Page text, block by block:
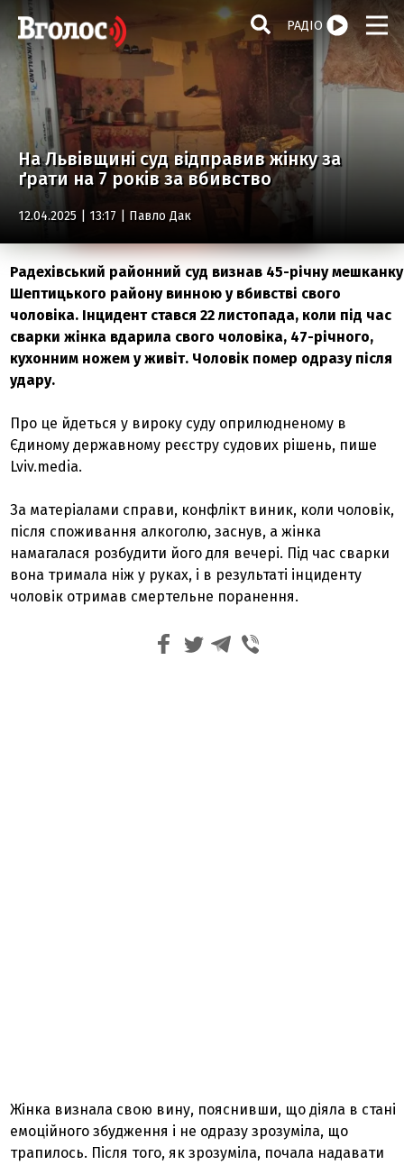
РАДІО
На Львівщині суд відправив жінку за
ґрати на 7 років за вбивство
12.04.2025 | 13:17 | Павло Дак
Радехівський районний суд визнав 45-річну мешканку
Шептицького району винною у вбивстві свого
чоловіка. Інцидент стався 22 листопада, коли під час
сварки жінка вдарила свого чоловіка, 47-річного,
кухонним ножем у живіт. Чоловік помер одразу після
удару.
Про це йдеться у вироку суду оприлюдненому в
Єдиному державному реєстру судових рішень, пише
Lviv.media.
За матеріалами справи, конфлікт виник, коли чоловік,
після споживання алкоголю, заснув, а жінка
намагалася розбудити його для вечері. Під час сварки
вона тримала ніж у руках, і в результаті інциденту
чоловік отримав смертельне поранення.
Жінка визнала свою вину, пояснивши, що діяла в стані
емоційного збудження і не одразу зрозуміла, що
трапилось. Після того, як зрозуміла, почала надавати